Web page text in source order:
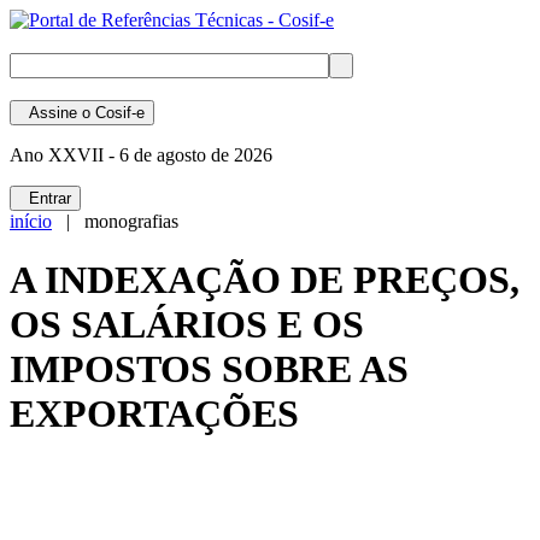
Assine o Cosif-e
Ano XXVII - 6 de agosto de 2026
Entrar
início | monografias
A INDEXAÇÃO DE PREÇOS,
OS SALÁRIOS E OS
IMPOSTOS SOBRE AS
EXPORTAÇÕES